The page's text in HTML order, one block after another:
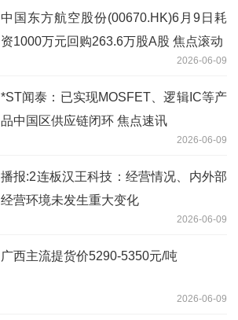
中国东方航空股份(00670.HK)6月9日耗
资1000万元回购263.6万股A股 焦点滚动
2026-06-09
*ST闻泰：已实现MOSFET、逻辑IC等产
品中国区供应链闭环 焦点速讯
2026-06-09
播报:2连板汉王科技：经营情况、内外部
经营环境未发生重大变化
2026-06-09
广西主流提货价5290-5350元/吨
2026-06-09